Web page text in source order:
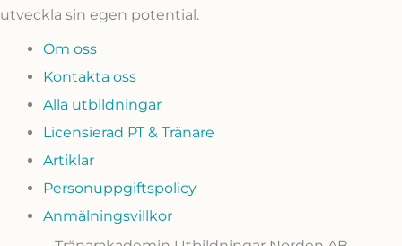
utveckla sin egen potential.
Om oss
Kontakta oss
Alla utbildningar
Licensierad PT & Tränare
Artiklar
Personuppgiftspolicy
Anmälningsvillkor